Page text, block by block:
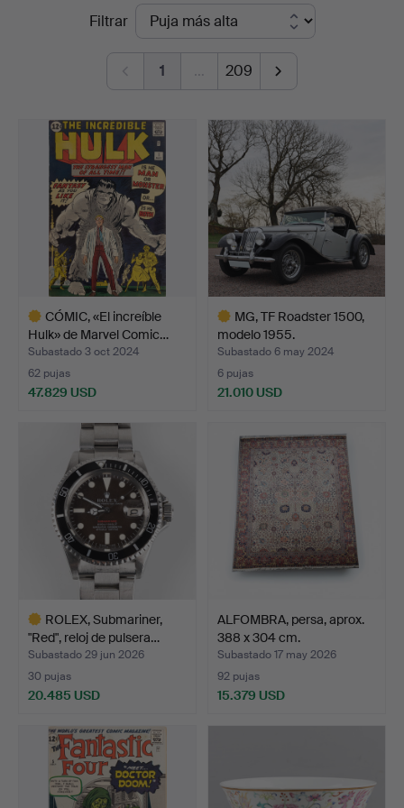
Auktionsverk
Helsingborg
Filtrar
1 … 209
CÓMIC, «El increíble
Hulk» de Marvel Comic…
Subastado 3 oct 2024
62 pujas
47.829 USD
MG, TF Roadster 1500,
modelo 1955.
Subastado 6 may 2024
6 pujas
21.010 USD
seleccionado
ROLEX, Submariner,
"Red", reloj de pulsera…
Subastado 29 jun 2026
30 pujas
20.485 USD
seleccionado
ALFOMBRA, persa, aprox.
388 x 304 cm.
Subastado 17 may 2026
92 pujas
15.379 USD